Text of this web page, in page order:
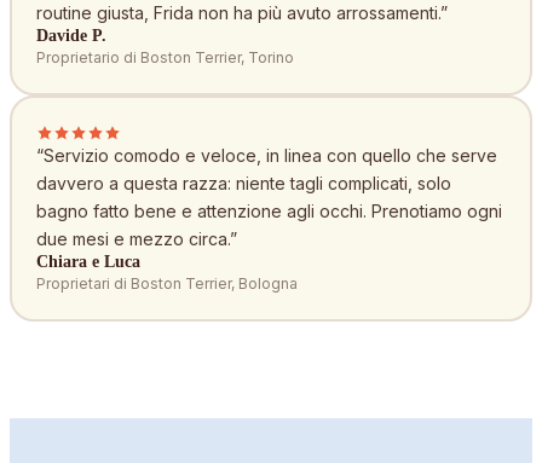
routine giusta, Frida non ha più avuto arrossamenti.”
Davide P.
Proprietario di Boston Terrier, Torino
“Servizio comodo e veloce, in linea con quello che serve
davvero a questa razza: niente tagli complicati, solo
bagno fatto bene e attenzione agli occhi. Prenotiamo ogni
due mesi e mezzo circa.”
Chiara e Luca
Proprietari di Boston Terrier, Bologna